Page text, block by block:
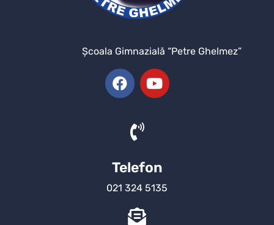
Şcoala Gimnazială “Petre Ghelmez”
Telefon
021 324 5135